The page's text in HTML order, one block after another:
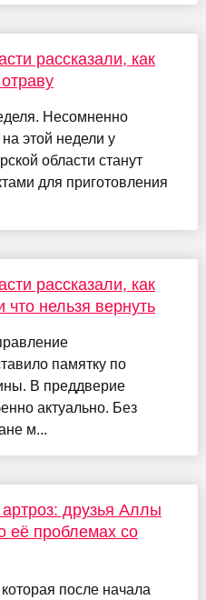
рассказали, как
Несомненно
этой недели у
области станут
для приготовления
рассказали, как
что нельзя вернуть
памятку по
В преддверие
актуально. Без
м...
друзья Аллы
её проблемах со
после начала